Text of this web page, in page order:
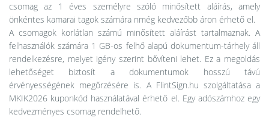
csomag az 1 éves személyre szóló minősített aláírás, amely
önkéntes kamarai tagok számára nmég kedvezőbb áron érhető el.
A csomagok korlátlan számú minősített aláírást tartalmaznak. A
felhasználók számára 1 GB-os felhő alapú dokumentum-tárhely áll
rendelkezésre, melyet igény szerint bővíteni lehet. Ez a megoldás
lehetőséget biztosít a dokumentumok hosszú távú
érvényességének megőrzésére is. A FlintSign.hu szolgáltatása a
MKIK2026 kuponkód használatával érhető el. Egy adószámhoz egy
kedvezményes csomag rendelhető.